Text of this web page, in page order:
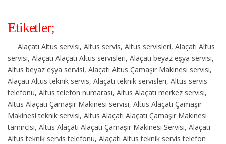
Etiketler;
Alaçatı Altus servisi, Altus servis, Altus servisleri, Alaçatı Altus
servisi, Alaçatı Alaçatı Altus servisleri, Alaçatı beyaz eşya servisi,
Altus beyaz eşya servisi, Alaçatı Altus Çamaşır Makinesi servisi,
Alaçatı Altus teknik servis, Alaçatı teknik servisleri, Altus servis
telefonu, Altus telefon numarası, Altus Alaçatı merkez servisi,
Altus Alaçatı Çamaşır Makinesi servisi, Altus Alaçatı Çamaşır
Makinesi teknik servisi, Altus Alaçatı Alaçatı Çamaşır Makinesi
tamircisi, Altus Alaçatı Alaçatı Çamaşır Makinesi Servisi, Alaçatı
Altus teknik servis telefonu, Alaçatı Altus teknik servis telefon